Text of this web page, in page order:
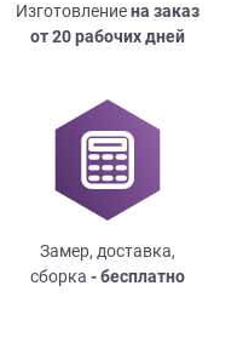
Изготовлениена заказ
от 20 рабочих дней
Замер, доставка,
сборка - бесплатно